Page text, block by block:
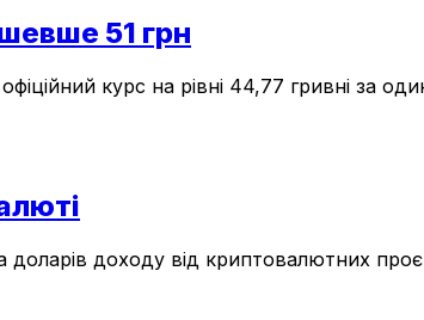
51 грн
курс на рівні 44,77 гривні за
доходу від криптовалютних